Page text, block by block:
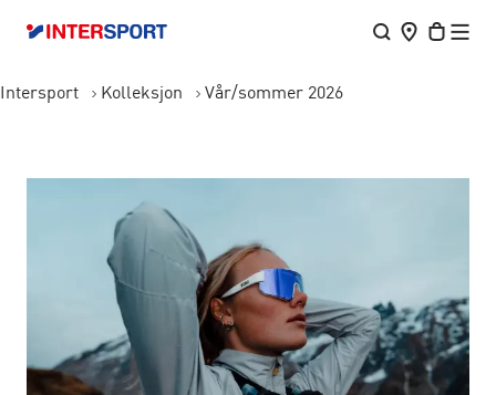
Intersport Kolleksjon Vår/sommer 2026